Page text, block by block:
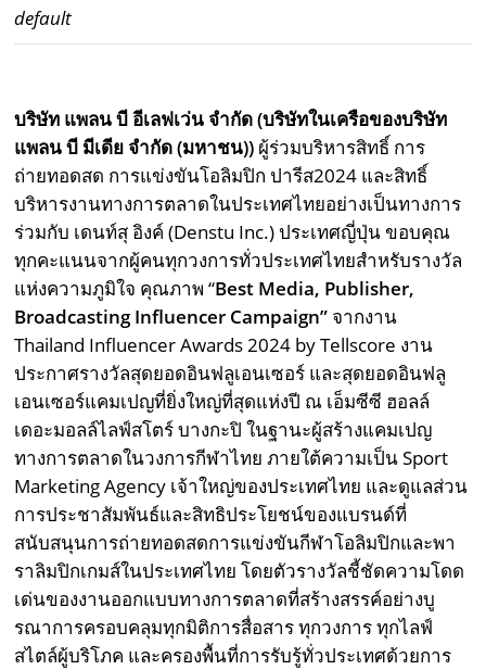
default
บริษัท แพลน บี อีเลฟเว่น จำกัด (บริษัทในเครือของบริษัท
แพลน บี มีเดีย จำกัด (มหาชน)) ผู้ร่วมบริหารสิทธิ์ การ
ถ่ายทอดสด การแข่งขันโอลิมปิก ปารีส2024 และสิทธิ์
บริหารงานทางการตลาดในประเทศไทยอย่างเป็นทางการ
ร่วมกับ เดนท์สุ อิงค์ (Denstu Inc.) ประเทศญี่ปุ่น ขอบคุณ
ทุกคะแนนจากผู้คนทุกวงการทั่วประเทศไทยสำหรับรางวัล
แห่งความภูมิใจ คุณภาพ “Best Media, Publisher,
Broadcasting Influencer Campaign” จากงาน
Thailand Influencer Awards 2024 by Tellscore งาน
ประกาศรางวัลสุดยอดอินฟลูเอนเซอร์ และสุดยอดอินฟลู
เอนเซอร์แคมเปญที่ยิ่งใหญ่ที่สุดแห่งปี ณ เอ็มซีซี ฮอลล์
เดอะมอลล์ไลฟ์สโตร์ บางกะปิ ในฐานะผู้สร้างแคมเปญ
ทางการตลาดในวงการกีฬาไทย ภายใต้ความเป็น Sport
Marketing Agency เจ้าใหญ่ของประเทศไทย และดูแลส่วน
การประชาสัมพันธ์และสิทธิประโยชน์ของแบรนด์ที่
สนับสนุนการถ่ายทอดสดการแข่งขันกีฬาโอลิมปิกและพา
ราลิมปิกเกมส์ในประเทศไทย โดยตัวรางวัลชี้ชัดความโดด
เด่นของงานออกแบบทางการตลาดที่สร้างสรรค์อย่างบู
รณาการครอบคลุมทุกมิติการสื่อสาร ทุกวงการ ทุกไลฟ์
สไตล์ผู้บริโภค และครองพื้นที่การรับรู้ทั่วประเทศด้วยการ